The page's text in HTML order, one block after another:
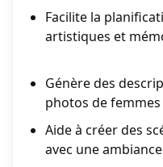
Facilite la
artistiques et
Génère des
photos de
Aide à créer des
avec une